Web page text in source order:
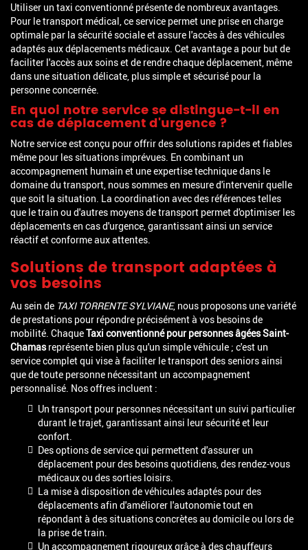
Utiliser un taxi conventionné présente de nombreux avantages.
Pour le transport médical, ce service permet une prise en charge
optimale par la sécurité sociale et assure l'accès à des véhicules
adaptés aux déplacements médicaux. Cet avantage a pour but de
faciliter l'accès aux soins et de rendre chaque déplacement, même
dans une situation délicate, plus simple et sécurisé pour la
personne concernée.
En quoi notre service se distingue-t-il en
cas de déplacement d'urgence ?
Notre service est conçu pour offrir des solutions rapides et fiables
même pour les situations imprévues. En combinant un
accompagnement humain et une expertise technique dans le
domaine du transport, nous sommes en mesure d'intervenir quelle
que soit la situation. La coordination avec des références telles
que le train ou d'autres moyens de transport permet d'optimiser les
déplacements en cas d'urgence, garantissant ainsi un service
réactif et conforme aux attentes.
Solutions de transport adaptées à
vos besoins
Au sein de TAXI TORRENTE SYLVIANE, nous proposons une variété
de prestations pour répondre précisément à vos besoins de
mobilité. ChaqueTaxi conventionné pour personnes âgées Saint-
Chamasreprésente bien plus qu'un simple véhicule ; c'est un
service complet qui vise à faciliter le transport des seniors ainsi
que de toute personne nécessitant un accompagnement
personnalisé. Nos offres incluent :
Un transport pour personnes nécessitant un suivi particulier
durant le trajet, garantissant ainsi leur sécurité et leur
confort.
Des options de service qui permettent d'assurer un
déplacement pour des besoins quotidiens, des rendez-vous
médicaux ou des sorties loisirs.
La mise à disposition de véhicules adaptés pour des
déplacements afin d'améliorer l'autonomie tout en
répondant à des situations concrètes au domicile ou lors de
la prise de train.
Un accompagnement rigoureux grâce à des chauffeurs